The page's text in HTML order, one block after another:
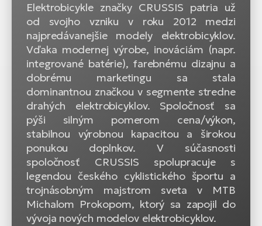
Elektrobicykle značky CRUSSIS patria už
od svojho vzniku v roku 2012 medzi
najpredávanejšie modely elektrobicyklov.
Vďaka modernej výrobe, inováciám (napr.
integrované batérie), farebnému dizajnu a
dobrému marketingu sa stala
dominantnou značkou v segmente stredne
drahých elektrobicyklov. Spoločnosť sa
pýši silným pomerom cena/výkon,
stabilnou výrobnou kapacitou a širokou
ponukou doplnkov. V súčasnosti
spoločnosť CRUSSIS spolupracuje s
legendou českého cyklistického športu a
trojnásobným majstrom sveta v MTB
Michalom Prokopom, ktorý sa zapojil do
vývoja nových modelov elektrobicyklov.